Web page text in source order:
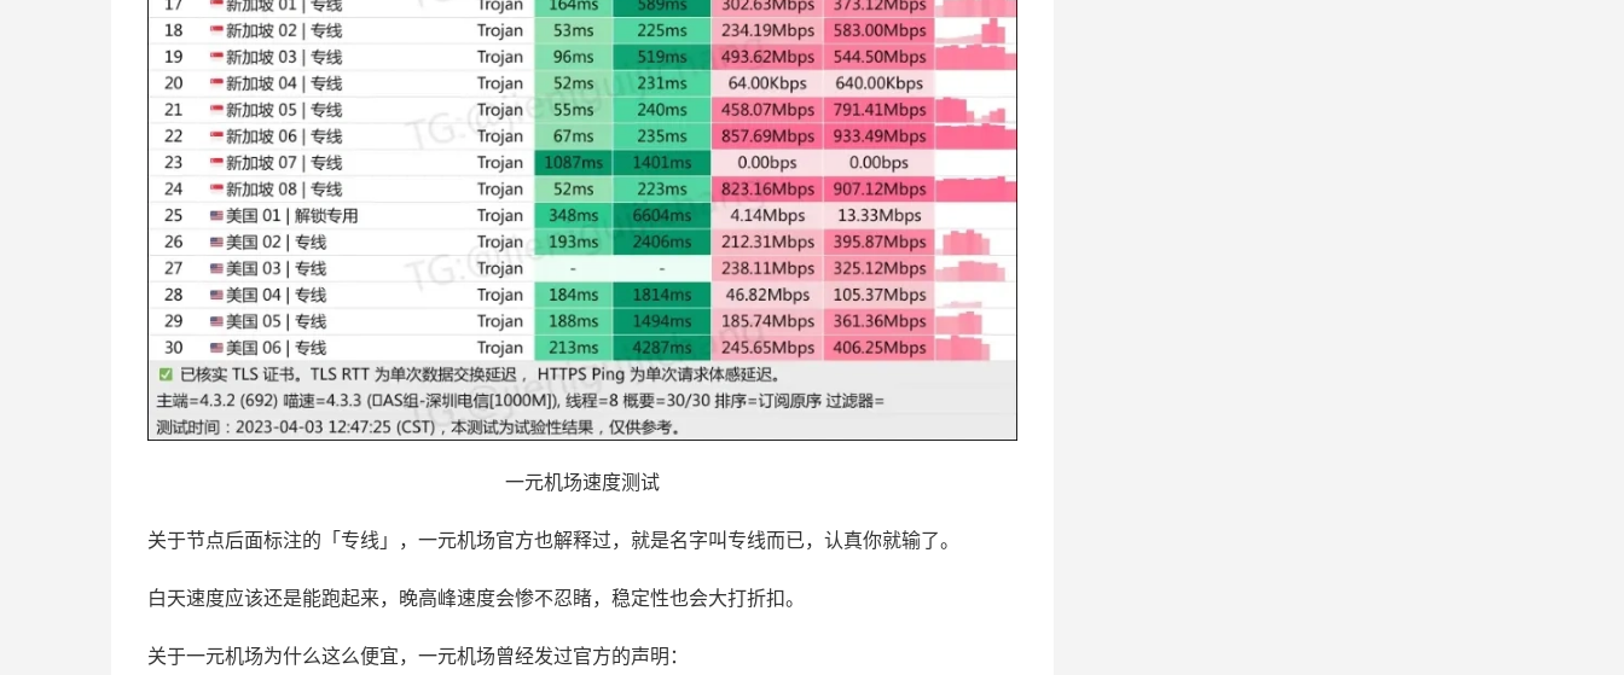
一元机场速度测试
关于节点后面标注的「专线」，一元机场官方也解释过，就是名字叫专线而已，认真你就输了。
白天速度应该还是能跑起来，晚高峰速度会惨不忍睹，稳定性也会大打折扣。
关于一元机场为什么这么便宜，一元机场曾经发过官方的声明：